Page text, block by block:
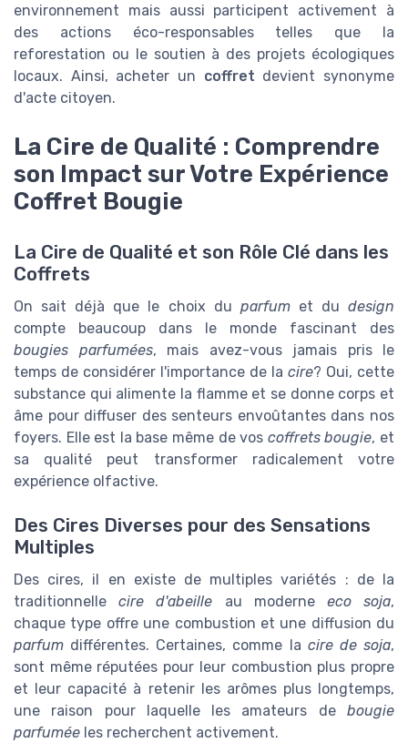
environnement mais aussi participent activement à
des actions éco-responsables telles que la
reforestation ou le soutien à des projets écologiques
locaux. Ainsi, acheter un coffret devient synonyme
d'acte citoyen.
La Cire de Qualité : Comprendre
son Impact sur Votre Expérience
Coffret Bougie
La Cire de Qualité et son Rôle Clé dans les
Coffrets
On sait déjà que le choix du parfumet dudesign
compte beaucoup dans le monde fascinant des
bougies parfumées, mais avez-vous jamais pris le
temps de considérer l'importance de la cire? Oui, cette
substance qui alimente la flamme et se donne corps et
âme pour diffuser des senteurs envoûtantes dans nos
foyers. Elle est la base même de vos coffrets bougie, et
sa qualité peut transformer radicalement votre
expérience olfactive.
Des Cires Diverses pour des Sensations
Multiples
Des cires, il en existe de multiples variétés : de la
traditionnellecire d'abeille au moderne eco soja,
chaque type offre une combustion et une diffusion du
parfum différentes. Certaines, comme la cire de soja,
sont même réputées pour leur combustion plus propre
et leur capacité à retenir les arômes plus longtemps,
une raison pour laquelle les amateurs de bougie
parfumée les recherchent activement.